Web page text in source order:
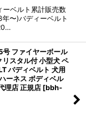
ーベルト累計販売数
〜)バディーベルト
ファイヤーボール
スタル付 小型犬 ペ
バディベルト 犬用
ーネス ボディベル
理店 正規店 [bbh-